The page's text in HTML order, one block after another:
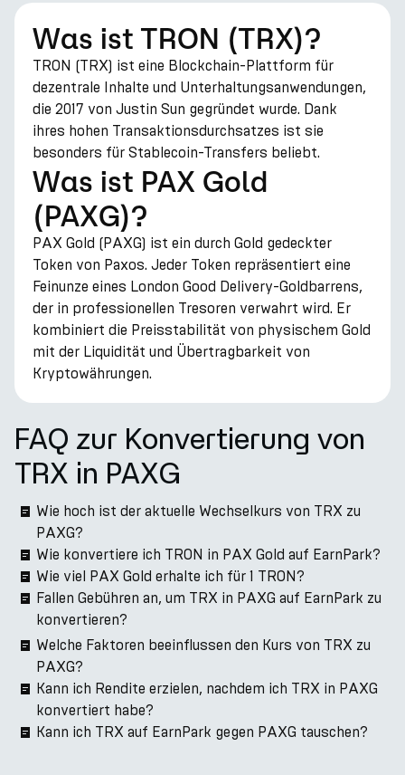
Was ist TRON (TRX)?
TRON (TRX) ist eine Blockchain-Plattform für
dezentrale Inhalte und Unterhaltungsanwendungen,
die 2017 von Justin Sun gegründet wurde. Dank
ihres hohen Transaktionsdurchsatzes ist sie
besonders für Stablecoin-Transfers beliebt.
Was ist PAX Gold
(PAXG)?
PAX Gold (PAXG) ist ein durch Gold gedeckter
Token von Paxos. Jeder Token repräsentiert eine
Feinunze eines London Good Delivery-Goldbarrens,
der in professionellen Tresoren verwahrt wird. Er
kombiniert die Preisstabilität von physischem Gold
mit der Liquidität und Übertragbarkeit von
Kryptowährungen.
FAQ zur Konvertierung von
TRX in PAXG
Wie hoch ist der aktuelle Wechselkurs von TRX zu
PAXG?
Wie konvertiere ich TRON in PAX Gold auf EarnPark?
Wie viel PAX Gold erhalte ich für 1 TRON?
Fallen Gebühren an, um TRX in PAXG auf EarnPark zu
konvertieren?
Welche Faktoren beeinflussen den Kurs von TRX zu
PAXG?
Kann ich Rendite erzielen, nachdem ich TRX in PAXG
konvertiert habe?
Kann ich TRX auf EarnPark gegen PAXG tauschen?